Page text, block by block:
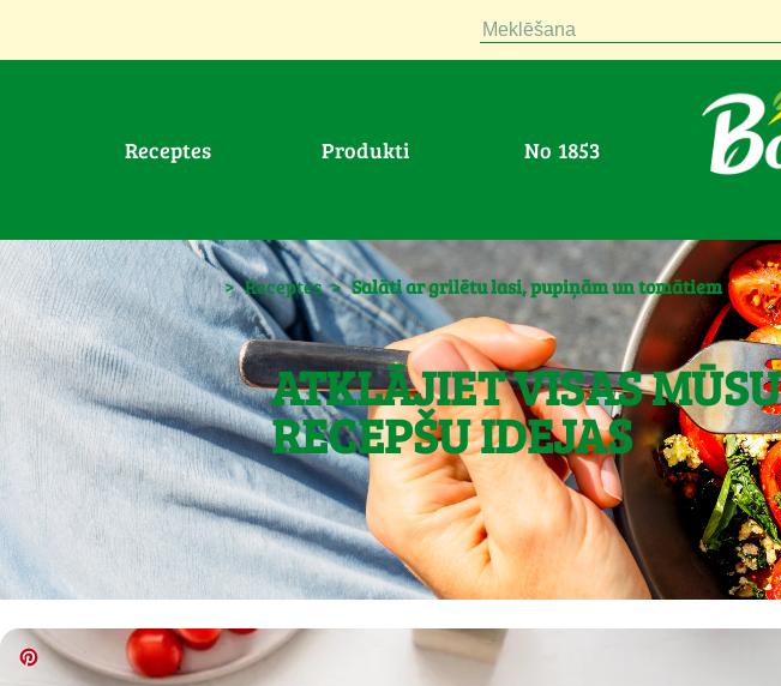
Meklēšana
Receptes Produkti No 1853
> Receptes > Salāti ar grilētu lasi, pupiņām un tomātiem
ATKLĀJIET VISAS MŪSU
RECEPŠU IDEJAS